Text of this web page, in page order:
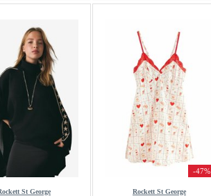
St George
-47%
Rockett St George